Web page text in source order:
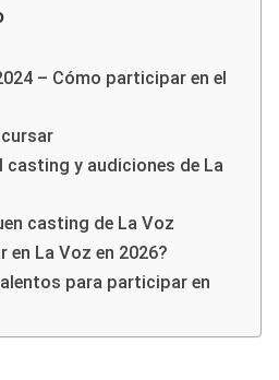
– Cómo participar en el
casting y audiciones de La
casting de La Voz
en La Voz en 2026?
para participar en